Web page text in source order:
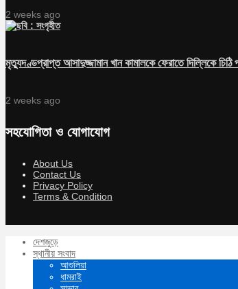
2 weeks ago
মৃত্যুদণ্ডপ্রাপ্ত আসাদুজ্জামান খান কামালকে ফেরাতে দিল্লিকে চিঠি
2 weeks ago
সহযোগিতা ও যোগাযোগ
About Us
Contact Us
Privacy Policy
Terms & Condition
দেশজুড়ে
স্থানীয় সংবাদ
আশুলিয়া
ধামরাই